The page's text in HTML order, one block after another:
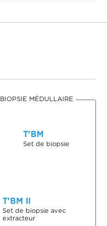
BIOPSIE MÉDULLAIRE
T'BM
Set de biopsie
T'BM II
Set de biopsie avec
extracteur